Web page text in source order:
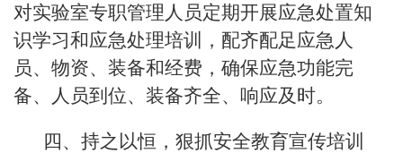
对实验室专职管理人员定期开展应急处置知
识学习和应急处理培训，配齐配足应急人
员、物资、装备和经费，确保应急功能完
备、人员到位、装备齐全、响应及时。
四、持之以恒，狠抓安全教育宣传培训